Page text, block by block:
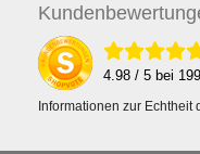
Kunden
4.98 / 5 bei
Informationen zur Echtheit